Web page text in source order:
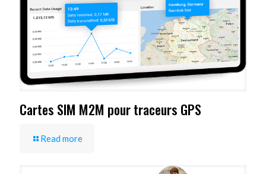
Cartes SIM M2M pour traceurs GPS
Read more